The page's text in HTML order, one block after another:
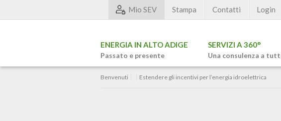
ENERGIA IN ALTO ADIGE
Passato e presente
SERVIZI A 360°
Una consulenza a
Mio SEV Stampa Contatti Login
Benvenuti Estendere gli incentivi per l’energia idroelettrica